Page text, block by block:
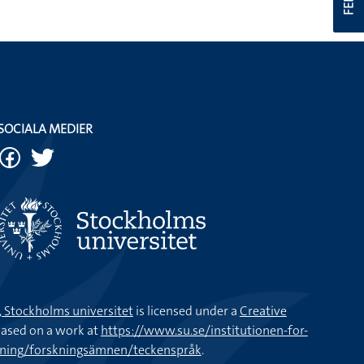
MEDIER
universitetis licensed under aCreative
on a work athttps://www.su.se/institutionen-for-
forskningsämnen/teckenspråk.